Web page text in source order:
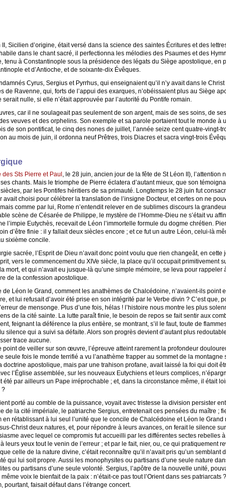
Sicilien d’origine, était versé dans la science des saintes Écritures et des
dans le chant sacré, il perfectionna les mélodies des Psaumes et des
tenu à Constantinople sous la présidence des légats du Siège apostolique, en
et d’Antioche, et de soixante-dix Évêques.
Cyrus, Sergius et Pyrrhus, qui enseignaient qu’il n’y avait dans le
de Ravenne, qui, forts de l’appui des exarques, n’obéissaient plus au Siège
nulle, si elle n’était approuvée par l’autorité du Pontife romain.
car il ne soulageait pas seulement de son argent, mais de ses soins, de
veuves et des orphelins. Son exemple et sa parole portaient tout le monde à
de son pontificat, le cinq des nones de juillet, l’année seize cent quatre-vingt-
au mois de juin, il ordonna neuf Prêtres, trois Diacres et sacra vingt-trois
des Sts Pierre et Paul , le 28 juin, ancien jour de la fête de St Léon II), l’attention
chants. Mais le triomphe de Pierre éclatera d’autant mieux, que son
par les Pontifes héritiers de sa primauté. Longtemps le 28 juin fut
avait choisi pour célébrer la translation de l’insigne Docteur, et certes on ne
comme par lui, Rome n’entendit relever en de sublimes discours la
scène de Césarée de Philippe, le mystère de l’Homme-Dieu ne s’était vu
l’impie Eutychès, recevait de Léon l’immortelle formule du dogme chrétien.
d’être finie : il y fallait deux siècles encore ; et ce fut un autre Léon, celui-là
sixième concile.
sacrée, l’Esprit de Dieu n’avait donc point voulu que rien changeât, en
vers le commencement du XIVe siècle, la place qu’il occupait primitivement
mort, et qui n’avait eu jusque-là qu’une simple mémoire, se leva pour
de la confession apostolique.
Léon le Grand, comment les anathèmes de Chalcédoine, n’avaient-ils point
et lui refusait d’avoir été prise en son intégrité par le Verbe divin ? C’est que,
de mensonge. Plus d’une fois, hélas ! l’histoire nous montre les plus
de la cité sainte. La lutte paraît finie, le besoin de repos se fait sentir aux
feignant la déférence la plus entière, se montrant, s’il le faut, toute de
silence qui a suivi sa défaite. Alors son progrès devient d’autant plus
trace aucune.
de veiller sur son œuvre, l’épreuve atteint rarement la profondeur
seule fois le monde terrifié a vu l’anathème frapper au sommet de la
doctrine apostolique, mais par une trahison profane, avait laissé la foi qui doit
l’Église assemblée, sur les nouveaux Eutychiens et leurs complices,
par ailleurs un Pape irréprochable ; et, dans la circonstance même, il était
?
porté au comble de la puissance, voyait avec tristesse la division persister
de la cité impériale, le patriarche Sergius, entretenait ces pensées du maître ;
rétablissant à lui seul l’unité que le concile de Chalcédoine et Léon le Grand
Christ deux natures, et, pour répondre à leurs avances, on ferait le silence
avec lequel ce compromis fut accueilli par les différentes sectes rebelles
leurs yeux tout le venin de l’erreur ; et par le fait, nier, ou, ce qui pratiquement
celle de la nature divine, c’était reconnaître qu’il n’avait pris qu’un semblant
qui lui soit propre. Aussi les monophysites ou partisans d’une seule nature
ou partisans d’une seule volonté. Sergius, l’apôtre de la nouvelle unité,
voix le bienfait de la paix : n’était-ce pas tout l’Orient dans ses patriarcats
faisait défaut dans l’étrange concert.